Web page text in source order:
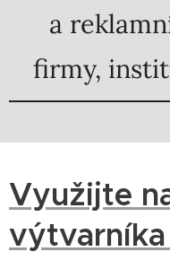
a
firmy,
Využijte